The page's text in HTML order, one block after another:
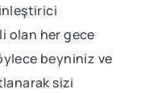
olan her gece
beyniniz ve
sizi